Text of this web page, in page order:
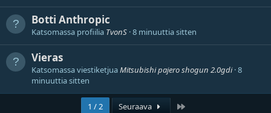
Botti Anthropic
Katsomassa profiilia TvonS 8 minuuttia sitten
Vieras
Katsomassa viestiketjuaMitsubishi pajero shogun 2.0gdi 8
minuuttia sitten
1 / 2 Seuraava